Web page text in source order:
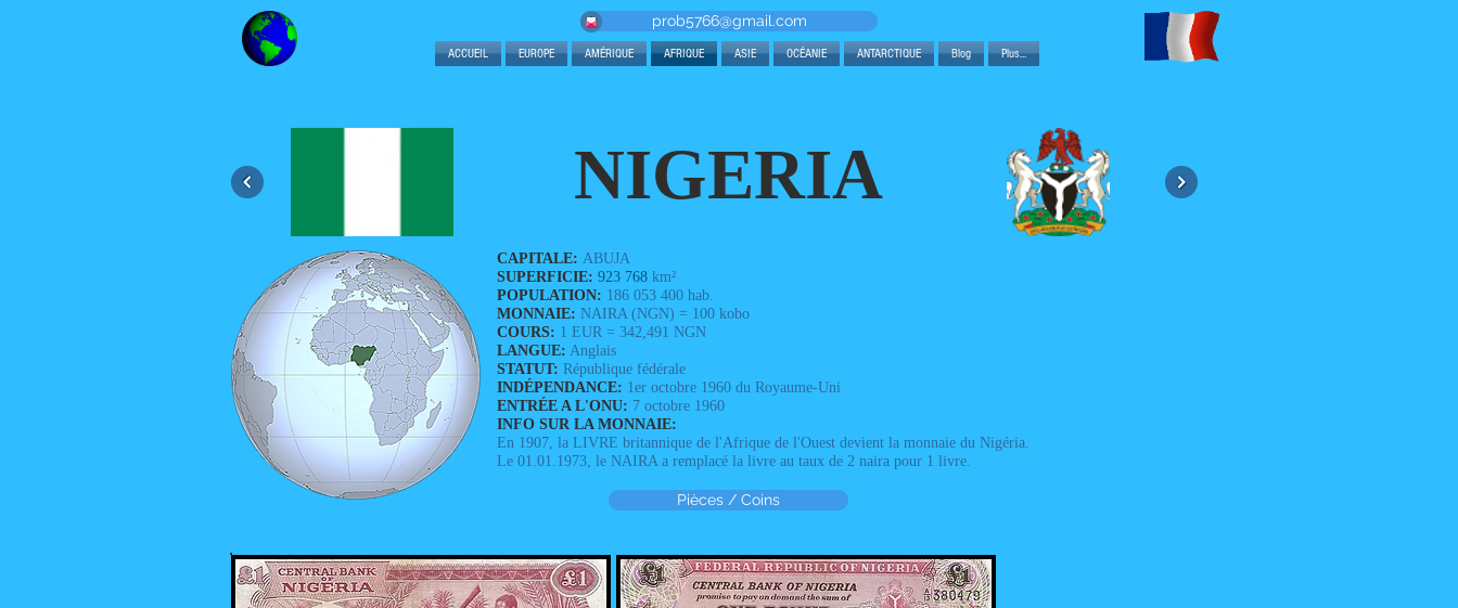
prob5766@gmail.com
ACCUEIL EUROPE AMÉRIQUE AFRIQUE ASIE OCÉANIE ANTARCTIQUE Blog Plus...
NIGERIA
CAPITALE: ABUJA
SUPERFICIE: 923 768 km²
POPULATION: 186 053 400 hab.
MONNAIE: NAIRA (NGN) = 100 kobo
COURS: 1 EUR = 342,491 NGN
LANGUE: Anglais
STATUT: République fédérale
INDÉPENDANCE: 1er octobre 1960 du Royaume-Uni
ENTRÉE A L'ONU: 7 octobre 1960
INFO SUR LA MONNAIE:
En 1907, la LIVRE britannique de l'Afrique de l'Ouest devient la monnaie du Nigéria.
Le 01.01.1973, le NAIRA a remplacé la livre au taux de 2 naira pour 1 livre.
Pièces / Coins